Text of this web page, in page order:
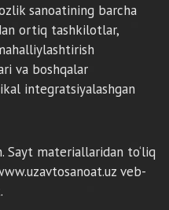
sanoatining barcha
ortiq tashkilotlar,
va boshqalar
integratsiyalashgan
Sayt materiallaridan to‘liq
veb-